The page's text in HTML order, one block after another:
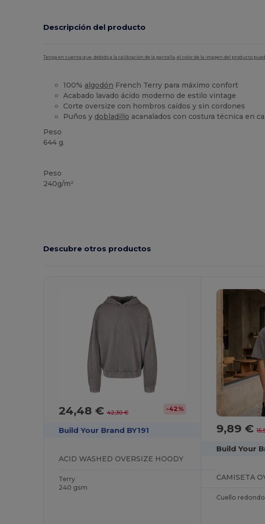
Descripción del producto
Tenga en cuenta que, debido a la calibración de la pantalla, el color de la imagen del producto
100% algodón French Terry para máximo confort
Acabado lavado ácido moderno de estilo vintage
Corte oversize con hombros caídos y sin cordones
Puños y dobladillo acanalados con costura técnica en
Peso
644 g.
Peso
240g/m²
Descubre otros productos
24,48 €42,30 € -42%
Build Your Brand BY191
ACID WASHED OVERSIZE HOODY
Terry
240 gsm
9,89 €
Build Your
Cuello redondo